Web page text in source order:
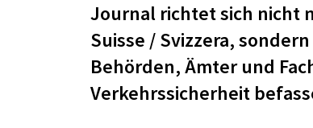
Journal richtet sich nicht
Suisse / Svizzera,
Behörden, Ämter und
Verkehrssicherheit